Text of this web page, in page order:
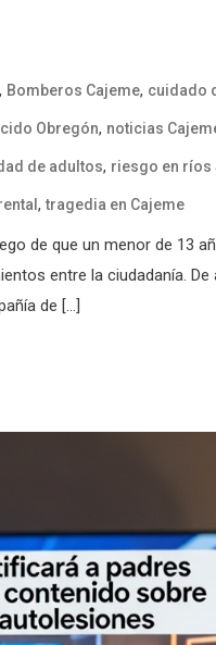
, Bomberos Cajeme, cuidado
Obregón, noticias
de adultos, riesgo en ríos
,tragedia en Cajeme
de que un menor de 13
entre la ciudadanía.
de […]